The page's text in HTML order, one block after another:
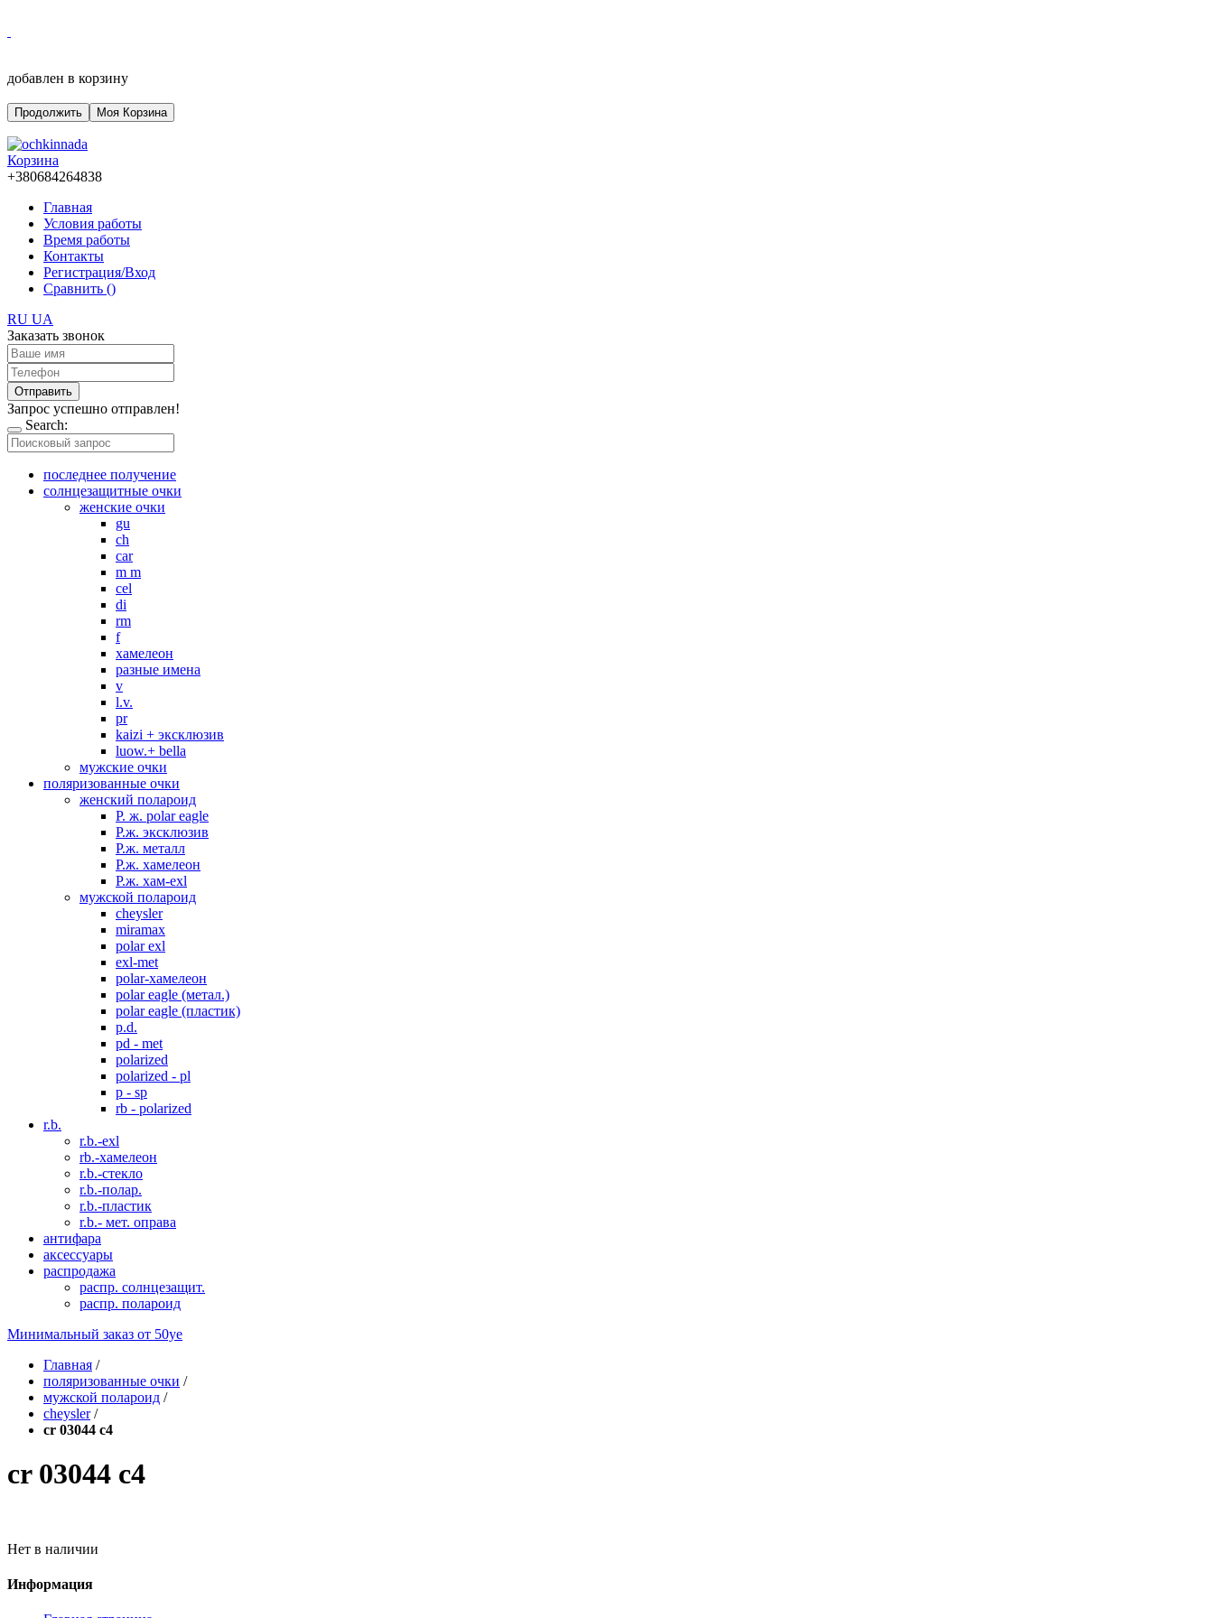
добавлен в корзину
Продолжить Моя Корзина
Корзина
+380684264838
Главная
Условия работы
Время работы
Контакты
Регистрация/Вход
Сравнить ()
RU UA
Заказать звонок
Отправить
Запрос успешно отправлен!
Search:
последнее получение
солнцезащитные очки
женские очки
gu
ch
car
m m
cel
di
rm
f
хамелеон
разные имена
v
l.v.
pr
kaizi + эксклюзив
luow.+ bella
мужские очки
поляризованные очки
женский полароид
P. ж. polar eagle
P.ж. эксклюзив
Р.ж. металл
P.ж. хамелеон
Р.ж. хам-exl
мужской полароид
cheysler
miramax
polar exl
exl-met
polar-хамелеон
polar eagle (метал.)
polar eagle (пластик)
p.d.
pd - met
polarized
polarized - pl
p - sp
rb - polarized
r.b.
r.b.-exl
rb.-хамелеон
r.b.-стекло
r.b.-полар.
r.b.-пластик
r.b.- мет. оправа
антифара
аксессуары
распродажа
распр. солнцезащит.
распр. полароид
Минимальный заказ от 50уе
Главная /
поляризованные очки /
мужской полароид /
cheysler /
cr 03044 c4
cr 03044 c4
Нет в наличии
Информация